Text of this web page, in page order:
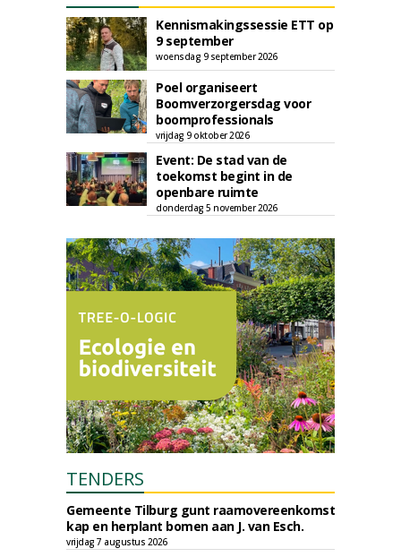
Kennismakingssessie ETT op
9 september
woensdag 9 september 2026
Poel organiseert
Boomverzorgersdag voor
boomprofessionals
vrijdag 9 oktober 2026
Event: De stad van de
toekomst begint in de
openbare ruimte
donderdag 5 november 2026
TENDERS
Gemeente Tilburg gunt raamovereenkomst
kap en herplant bomen aan J. van Esch.
vrijdag 7 augustus 2026